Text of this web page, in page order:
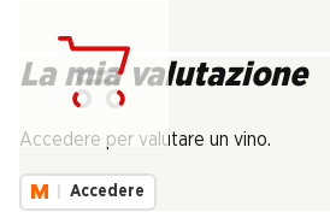
La mia valutazione
Accedere per valutare un vino.
Accedere